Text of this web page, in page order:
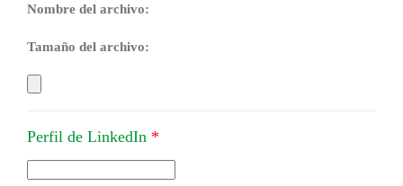
Nombre del archivo:
Tamaño del archivo:
Perfil de LinkedIn *